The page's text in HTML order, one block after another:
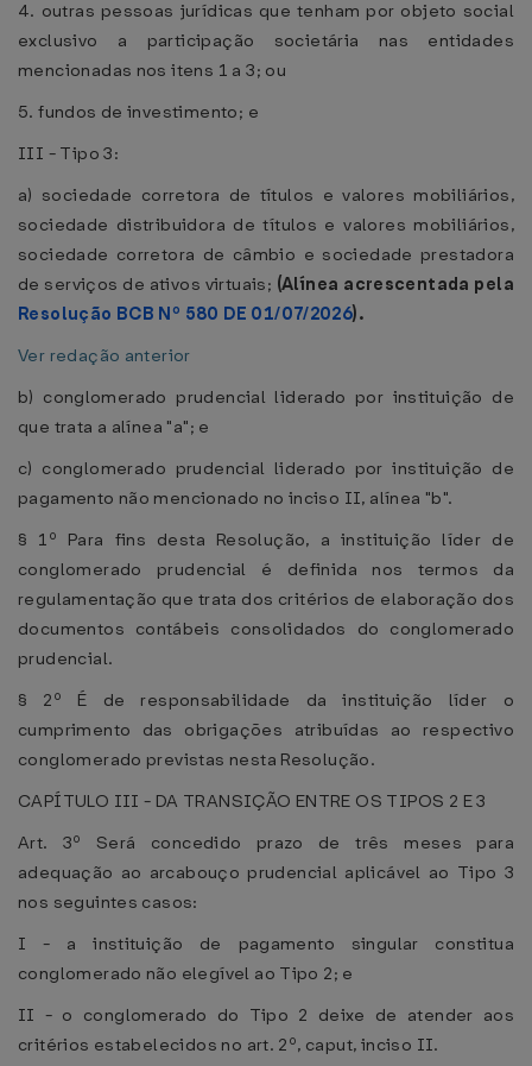
4. outras pessoas jurídicas que tenham por objeto social
exclusivo a participação societária nas entidades
mencionadas nos itens 1 a 3; ou
5. fundos de investimento; e
III - Tipo 3:
a) sociedade corretora de títulos e valores mobiliários,
sociedade distribuidora de títulos e valores mobiliários,
sociedade corretora de câmbio e sociedade prestadora
de serviços de ativos virtuais; (Alínea acrescentada pela
Resolução BCB Nº 580 DE 01/07/2026).
Ver redação anterior
b) conglomerado prudencial liderado por instituição de
que trata a alínea "a"; e
c) conglomerado prudencial liderado por instituição de
pagamento não mencionado no inciso II, alínea "b".
§ 1º Para fins desta Resolução, a instituição líder de
conglomerado prudencial é definida nos termos da
regulamentação que trata dos critérios de elaboração dos
documentos contábeis consolidados do conglomerado
prudencial.
§ 2º É de responsabilidade da instituição líder o
cumprimento das obrigações atribuídas ao respectivo
conglomerado previstas nesta Resolução.
CAPÍTULO III - DA TRANSIÇÃO ENTRE OS TIPOS 2 E 3
Art. 3º Será concedido prazo de três meses para
adequação ao arcabouço prudencial aplicável ao Tipo 3
nos seguintes casos:
I - a instituição de pagamento singular constitua
conglomerado não elegível ao Tipo 2; e
II - o conglomerado do Tipo 2 deixe de atender aos
critérios estabelecidos no art. 2º, caput, inciso II.